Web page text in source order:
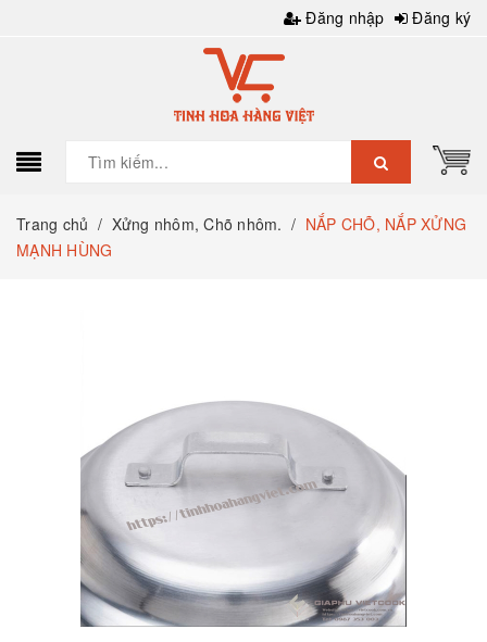
Đăng nhập Đăng ký
Trang chủ / Xửng nhôm, Chõ nhôm. / NẮP CHÕ, NẮP XỬNG
MẠNH HÙNG